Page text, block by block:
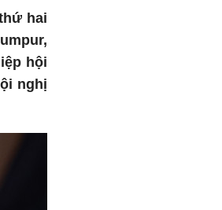
hai
hội
nghị